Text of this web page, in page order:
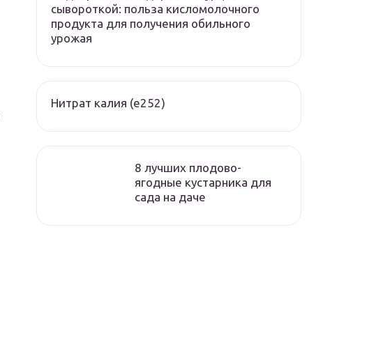
сывороткой: польза кисломолочного
продукта для получения обильного
урожая
Нитрат калия (е252)
8 лучших плодово-
ягодные кустарника для
сада на даче